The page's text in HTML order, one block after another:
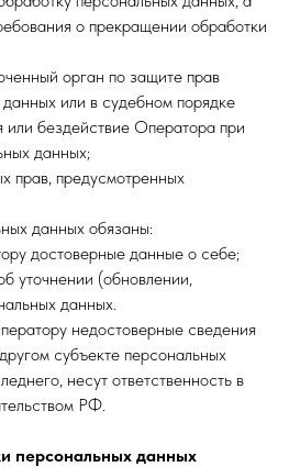
о прекращении обработки
орган по защите прав
или в судебном порядке
или бездействие Оператора при
данных;
прав, предусмотренных
данных обязаны:
достоверные данные о себе;
уточнении (обновлении,
данных.
недостоверные сведения
субъекте персональных
несут ответственность в
РФ.
персональных данных